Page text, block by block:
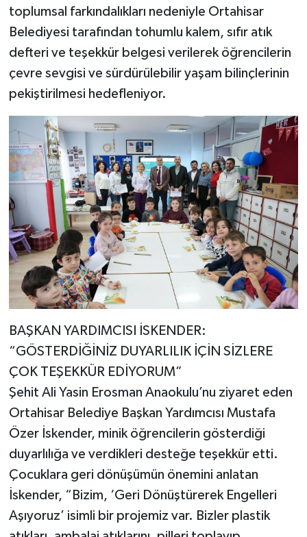
toplumsal farkındalıkları nedeniyle Ortahisar
Belediyesi tarafından tohumlu kalem, sıfır atık
defteri ve teşekkür belgesi verilerek öğrencilerin
çevre sevgisi ve sürdürülebilir yaşam bilinçlerinin
pekiştirilmesi hedefleniyor.
BAŞKAN YARDIMCISI İSKENDER:
“GÖSTERDİĞİNİZ DUYARLILIK İÇİN SİZLERE
ÇOK TEŞEKKÜR EDİYORUM”
Şehit Ali Yasin Erosman Anaokulu’nu ziyaret eden
Ortahisar Belediye Başkan Yardımcısı Mustafa
Özer İskender, minik öğrencilerin gösterdiği
duyarlılığa ve verdikleri desteğe teşekkür etti.
Çocuklara geri dönüşümün önemini anlatan
İskender, “Bizim, ‘Geri Dönüştürerek Engelleri
Aşıyoruz’ isimli bir projemiz var. Bizler plastik